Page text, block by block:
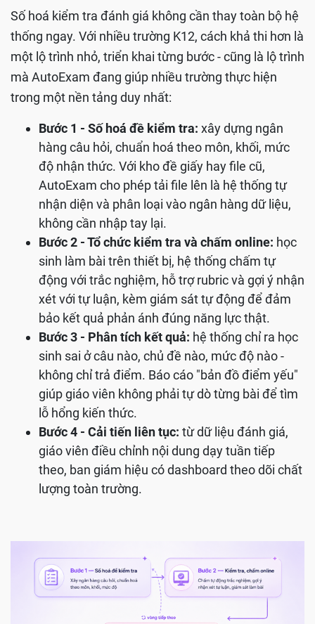
Số hoá kiểm tra đánh giá không cần thay toàn bộ hệ
thống ngay. Với nhiều trường K12, cách khả thi hơn là
một lộ trình nhỏ, triển khai từng bước - cũng là lộ trình
mà AutoExam đang giúp nhiều trường thực hiện
trong một nền tảng duy nhất:
Bước 1 - Số hoá đề kiểm tra: xây dựng ngân
hàng câu hỏi, chuẩn hoá theo môn, khối, mức
độ nhận thức. Với kho đề giấy hay file cũ,
AutoExam cho phép tải file lên là hệ thống tự
nhận diện và phân loại vào ngân hàng dữ liệu,
không cần nhập tay lại.
Bước 2 - Tổ chức kiểm tra và chấm online: học
sinh làm bài trên thiết bị, hệ thống chấm tự
động với trắc nghiệm, hỗ trợ rubric và gợi ý nhận
xét với tự luận, kèm giám sát tự động để đảm
bảo kết quả phản ánh đúng năng lực thật.
Bước 3 - Phân tích kết quả: hệ thống chỉ ra học
sinh sai ở câu nào, chủ đề nào, mức độ nào -
không chỉ trả điểm. Báo cáo "bản đồ điểm yếu"
giúp giáo viên không phải tự dò từng bài để tìm
lỗ hổng kiến thức.
Bước 4 - Cải tiến liên tục: từ dữ liệu đánh giá,
giáo viên điều chỉnh nội dung dạy tuần tiếp
theo, ban giám hiệu có dashboard theo dõi chất
lượng toàn trường.